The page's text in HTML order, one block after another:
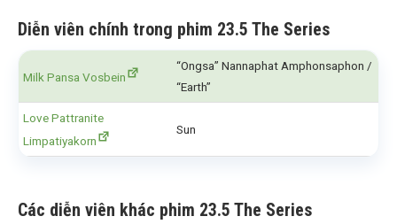
Diễn viên chính trong phim 23.5 The Series
Milk Pansa Vosbein
“Ongsa” Nannaphat Amphonsaphon /
“Earth”
Love Pattranite
Limpatiyakorn
Sun
Các diễn viên khác phim 23.5 The Series